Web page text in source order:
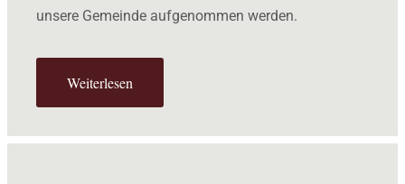
unsere Gemeinde aufgenommen werden.
Weiterlesen